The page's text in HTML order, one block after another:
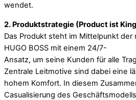
wendet.
2. Produktstrategie (Product ist
Das Produkt steht im Mittelpunkt der
HUGO BOSS mit einem 24/7-
Ansatz, um seine Kunden für alle
Zentrale Leitmotive sind dabei eine
hohem Komfort. In diesem
Casualisierung des